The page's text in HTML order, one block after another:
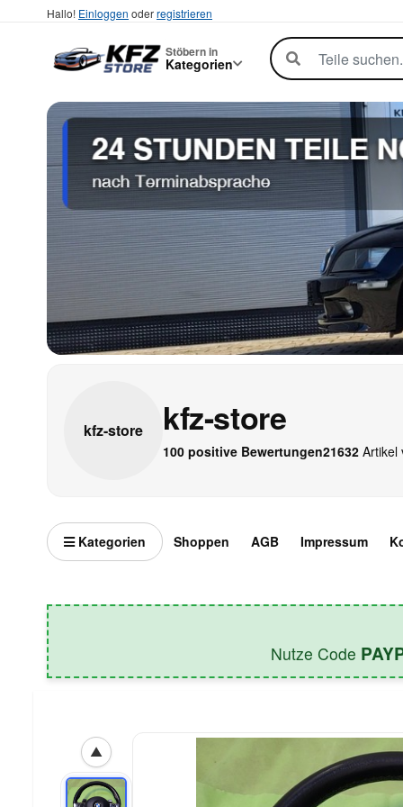
Hallo! Einloggen oderregistrieren
Stöbern in
Kategorien
kfz-store kfz-store
100 positive Bewertungen21632 Artikel
Kategorien Shoppen AGB Impressum
Nutze Code
▲